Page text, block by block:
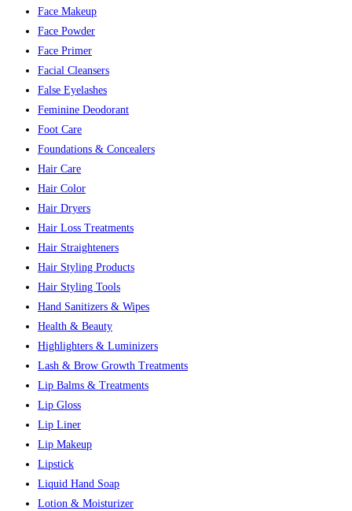
Face Makeup
Face Powder
Face Primer
Facial Cleansers
False Eyelashes
Feminine Deodorant
Foot Care
Foundations & Concealers
Hair Care
Hair Color
Hair Dryers
Hair Loss Treatments
Hair Straighteners
Hair Styling Products
Hair Styling Tools
Hand Sanitizers & Wipes
Health & Beauty
Highlighters & Luminizers
Lash & Brow Growth Treatments
Lip Balms & Treatments
Lip Gloss
Lip Liner
Lip Makeup
Lipstick
Liquid Hand Soap
Lotion & Moisturizer